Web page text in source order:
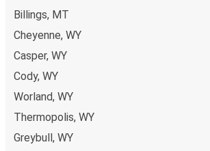
Billings, MT
Cheyenne, WY
Casper, WY
Cody, WY
Worland, WY
Thermopolis, WY
Greybull, WY